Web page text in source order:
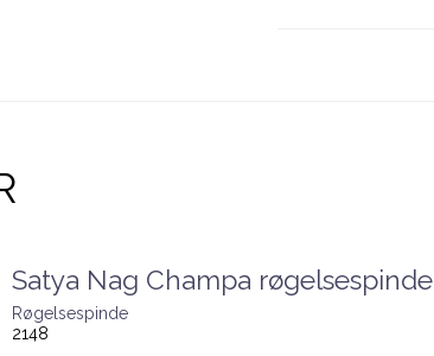
Satya Nag Champa røgelsespinde
Røgelsespinde
2148